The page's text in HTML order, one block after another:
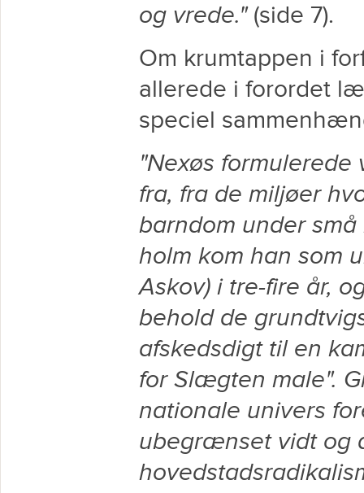
og vrede."(side 7).
Om krumtappen i
allerede i forordet
speciel
"Nexøs
fra, fra de miljøer
barndom under
holm kom han som
Askov) i tre-fire år,
behold de
afskedsdigt til en
for Slægten male".
nationale univers
ubegrænset vidt og